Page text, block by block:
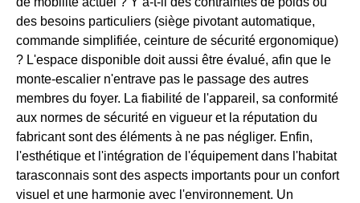
des besoins particuliers (siège pivotant automatique,
commande simplifiée, ceinture de sécurité ergonomique)
? L'espace disponible doit aussi être évalué, afin que le
monte-escalier n'entrave pas le passage des autres
membres du foyer. La fiabilité de l'appareil, sa conformité
aux normes de sécurité en vigueur et la réputation du
fabricant sont des éléments à ne pas négliger. Enfin,
l'esthétique et l'intégration de l'équipement dans l'habitat
tarasconnais sont des aspects importants pour un confort
visuel et une harmonie avec l'environnement. Un